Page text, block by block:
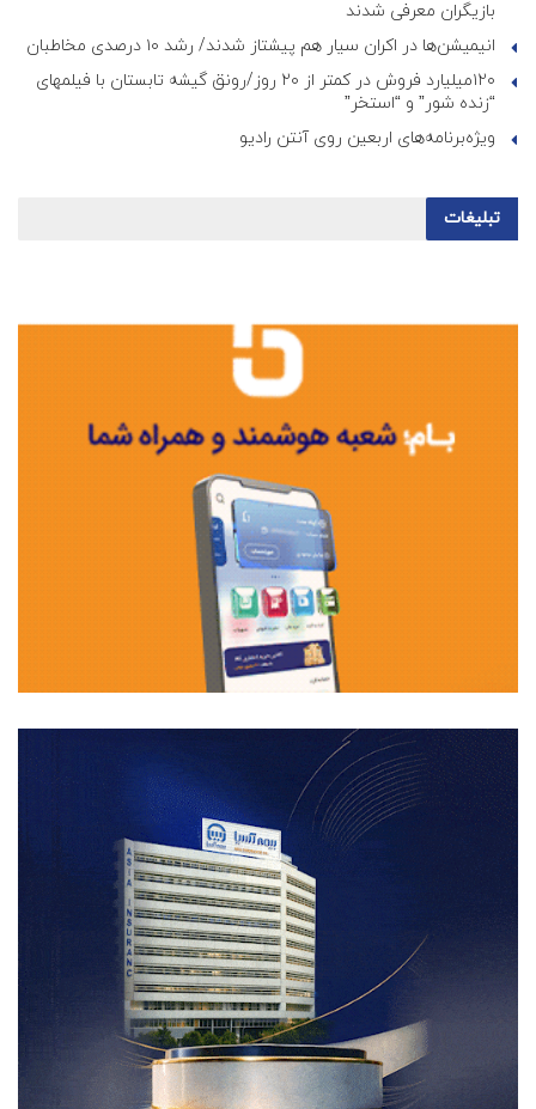
بازیگران معرفی شدند
انیمیشن‌ها در اکران سیار هم پیشتاز شدند/ رشد ۱۰ درصدی مخاطبان
۱۲۰میلیارد فروش در کمتر از ۲۰ روز/رونق گیشه تابستان با فیلمهای
“زنده شور” و “استخر”
ویژه‌برنامه‌های اربعین روی آنتن رادیو
تبلیغات